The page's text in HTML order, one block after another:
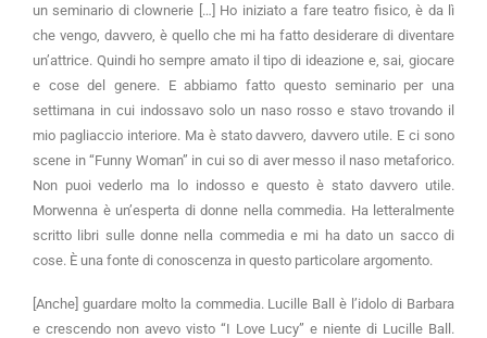
un seminario di clownerie […] Ho iniziato a fare teatro fisico, è da lì
che vengo, davvero, è quello che mi ha fatto desiderare di diventare
un’attrice. Quindi ho sempre amato il tipo di ideazione e, sai, giocare
e cose del genere. E abbiamo fatto questo seminario per una
settimana in cui indossavo solo un naso rosso e stavo trovando il
mio pagliaccio interiore. Ma è stato davvero, davvero utile. E ci sono
scene in “Funny Woman” in cui so di aver messo il naso metaforico.
Non puoi vederlo ma lo indosso e questo è stato davvero utile.
Morwenna è un’esperta di donne nella commedia. Ha letteralmente
scritto libri sulle donne nella commedia e mi ha dato un sacco di
cose. È una fonte di conoscenza in questo particolare argomento.
[Anche] guardare molto la commedia. Lucille Ball è l’idolo di Barbara
e crescendo non avevo visto “I Love Lucy” e niente di Lucille Ball.